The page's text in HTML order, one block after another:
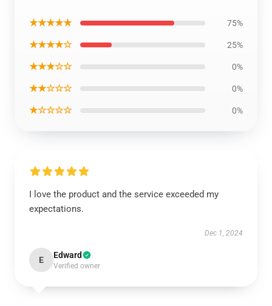
★★★★★ 75%
★★★★☆ 25%
★★★☆☆ 0%
★★☆☆☆ 0%
★☆☆☆☆ 0%
I love the product and the service exceeded my
expectations.
Dec 1, 2024
E Edward
Verified owner